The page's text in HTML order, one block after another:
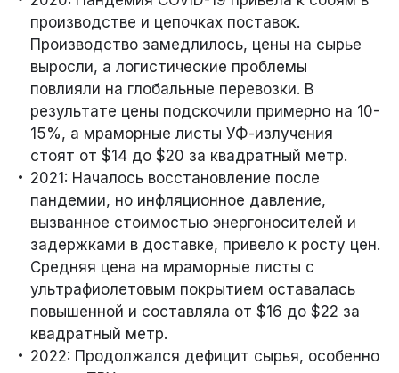
производстве и цепочках поставок.
Производство замедлилось, цены на сырье
выросли, а логистические проблемы
повлияли на глобальные перевозки. В
результате цены подскочили примерно на 10-
15%, а мраморные листы УФ-излучения
стоят от $14 до $20 за квадратный метр.
2021: Началось восстановление после
пандемии, но инфляционное давление,
вызванное стоимостью энергоносителей и
задержками в доставке, привело к росту цен.
Средняя цена на мраморные листы с
ультрафиолетовым покрытием оставалась
повышенной и составляла от $16 до $22 за
квадратный метр.
2022: Продолжался дефицит сырья, особенно